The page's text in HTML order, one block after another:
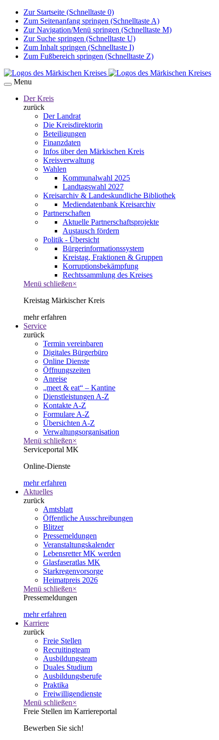
Zur Startseite (Schnelltaste 0)
Zum Seitenanfang springen (Schnelltaste A)
Zur Navigation/Menü springen (Schnelltaste M)
Zur Suche springen (Schnelltaste U)
Zum Inhalt springen (Schnelltaste I)
Zum Fußbereich springen (Schnelltaste Z)
Menu
Der Kreis
zurück
Der Landrat
Die Kreisdirektorin
Beteiligungen
Finanzdaten
Infos über den Märkischen Kreis
Kreisverwaltung
Wahlen
Kommunalwahl 2025
Landtagswahl 2027
Kreisarchiv & Landeskundliche Bibliothek
Mediendatenbank Kreisarchiv
Partnerschaften
Aktuelle Partnerschaftsprojekte
Austausch fördern
Politik - Übersicht
Bürgerinformationssystem
Kreistag, Fraktionen & Gruppen
Korruptionsbekämpfung
Rechtssammlung des Kreises
Menü schließen×
Kreistag Märkischer Kreis
mehr erfahren
Service
zurück
Termin vereinbaren
Digitales Bürgerbüro
Online Dienste
Öffnungszeiten
Anreise
„meet & eat“ – Kantine
Dienstleistungen A-Z
Kontakte A-Z
Formulare A-Z
Übersichten A-Z
Verwaltungsorganisation
Menü schließen×
Serviceportal MK
Online-Dienste
mehr erfahren
Aktuelles
zurück
Amtsblatt
Öffentliche Ausschreibungen
Blitzer
Pressemeldungen
Veranstaltungskalender
Lebensretter MK werden
Glasfaseratlas MK
Starkregenvorsorge
Heimatpreis 2026
Menü schließen×
Pressemeldungen
mehr erfahren
Karriere
zurück
Freie Stellen
Recruitingteam
Ausbildungsteam
Duales Studium
Ausbildungsberufe
Praktika
Freiwilligendienste
Menü schließen×
Freie Stellen im Karriereportal
Bewerben Sie sich!